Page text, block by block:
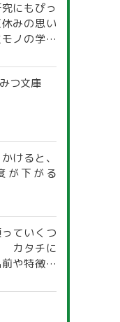
究にもぴっ
みの思い
ノの学び
つ文庫
けると、
が下がる
ていくつ
カタチに
や特徴が